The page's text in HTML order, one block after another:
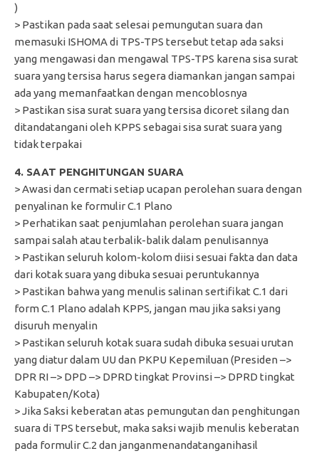
)
> Pastikan pada saat selesai pemungutan suara dan
memasuki ISHOMA di TPS-TPS tersebut tetap ada saksi
yang mengawasi dan mengawal TPS-TPS karena sisa surat
suara yang tersisa harus segera diamankan jangan sampai
ada yang memanfaatkan dengan mencoblosnya
> Pastikan sisa surat suara yang tersisa dicoret silang dan
ditandatangani oleh KPPS sebagai sisa surat suara yang
tidak terpakai
4. SAAT PENGHITUNGAN SUARA
> Awasi dan cermati setiap ucapan perolehan suara dengan
penyalinan ke formulir C.1 Plano
> Perhatikan saat penjumlahan perolehan suara jangan
sampai salah atau terbalik-balik dalam penulisannya
> Pastikan seluruh kolom-kolom diisi sesuai fakta dan data
dari kotak suara yang dibuka sesuai peruntukannya
> Pastikan bahwa yang menulis salinan sertifikat C.1 dari
form C.1 Plano adalah KPPS, jangan mau jika saksi yang
disuruh menyalin
> Pastikan seluruh kotak suara sudah dibuka sesuai urutan
yang diatur dalam UU dan PKPU Kepemiluan (Presiden –>
DPR RI –> DPD –> DPRD tingkat Provinsi –> DPRD tingkat
Kabupaten/Kota)
> Jika Saksi keberatan atas pemungutan dan penghitungan
suara di TPS tersebut, maka saksi wajib menulis keberatan
pada formulir C.2 dan janganmenandatanganihasil